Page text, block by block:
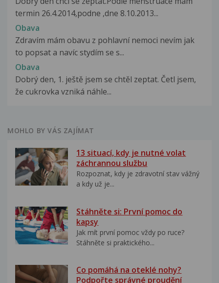
termin 26.4.2014,podne ,dne 8.10.2013...
Obava
Zdravím mám obavu z pohlavní nemoci nevím jak
to popsat a navíc stydím se s...
Obava
Dobrý den, 1. ještě jsem se chtěl zeptat. Četl jsem,
že cukrovka vzniká náhle...
MOHLO BY VÁS ZAJÍMAT
13 situací, kdy je nutné volat
záchrannou službu
Rozpoznat, kdy je zdravotní stav vážný
a kdy už je...
Stáhněte si: První pomoc do
kapsy
Jak mít první pomoc vždy po ruce?
Stáhněte si praktického...
Co pomáhá na oteklé nohy?
Podpořte správné proudění